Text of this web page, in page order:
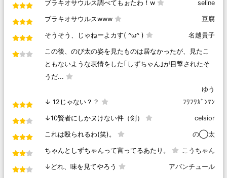
ブラキオサウルス調べてもぉたわ！w seline
ブラキオサウルスwww 豆腐
そうそう、じゃねーよカす( ^ω^ ) 名越貴子
この後、のび太の姿を見たものは居なかったが、見たこ
ともないような表情をした｢しずちゃん｣が目撃されたそ
うだ...
ゆう
↓ 12じゃない？？
ﾌﾜﾌﾜｶﾞﾝﾏﾝ
↓10賢者にしかヌけない件（剣） celsior
これは殴られるわ(笑)。 の◯太
ちゃんとしずちゃんって言ってるあたり。 こうちゃん
↓どれ、味を見てやろう アバンチュール